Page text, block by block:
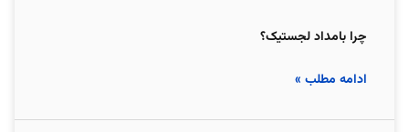
چرا بامداد لجستیک؟
ادامه مطلب »